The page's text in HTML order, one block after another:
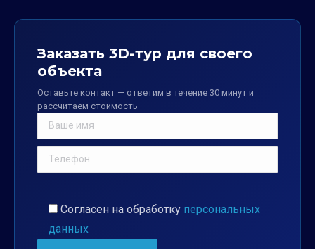
Заказать 3D-тур для своего
объекта
Оставьте контакт — ответим в течение 30 минут и
рассчитаем стоимость
Согласен на обработку персональных
данных